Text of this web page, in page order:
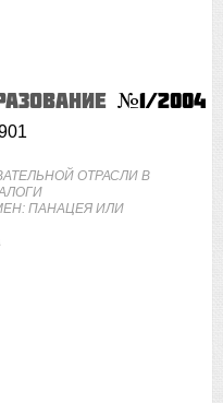
№1/2004
ОТРАСЛИ В
ПАНАЦЕЯ ИЛИ